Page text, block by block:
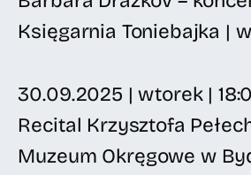
Księgarnia Toniebajka |
30.09.2025 | wtorek |
Recital Krzysztofa
Muzeum Okręgowe w